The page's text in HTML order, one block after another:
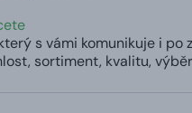
s vámi komunikuje i
sortiment, kvalitu,